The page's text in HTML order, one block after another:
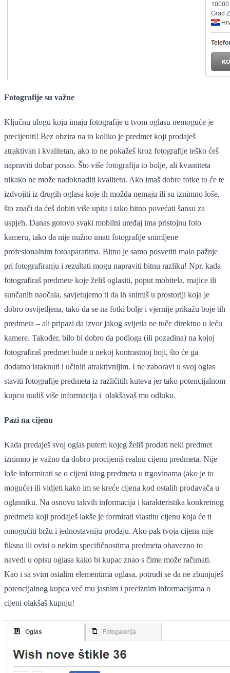
Fotografije su važne
Ključnu ulogu koju imaju fotografije u tvom oglasu nemoguće je
precijeniti! Bez obzira na to koliko je predmet koji prodaješ
atraktivan i kvalitetan, ako to ne pokažeš kroz fotografije teško ćeš
napraviti dobar posao. Što više fotografija to bolje, ali kvantiteta
nikako ne može nadoknaditi kvalitetu. Ako imaš dobre fotke to će te
izdvojiti iz drugih oglasa koje ih možda nemaju ili su iznimno loše,
što znači da ćeš dobiti više upita i tako bitno povećati šansu za
uspjeh. Danas gotovo svaki mobilni uređaj ima pristojnu foto
kameru, tako da nije nužno imati fotografije snimljene
profesionalnim fotoaparatima. Bitno je samo posvetiti malo pažnje
pri fotografiranju i rezultati mogu napraviti bitnu razliku! Npr. kada
fotografiraš predmete koje želiš oglasiti, poput mobitela, majice ili
sunčanih naočala, savjetujemo ti da ih snimiš u prostoriji koja je
dobro osvijetljena, tako da se na fotki bolje i vjernije prikažu boje tih
predmeta – ali pripazi da izvor jakog svijetla ne tuče direktno u leću
kamere. Također, bilo bi dobro da podloga (ili pozadina) na kojoj
fotografiraš predmet bude u nekoj kontrastnoj boji, što će ga
dodatno istaknuti i učiniti atraktivnijim. I ne zaboravi u svoj oglas
staviti fotografije predmeta iz različitih kuteva jer tako potencijalnom
kupcu nudiš više informacija i olakšavaš mu odluku.
Pazi na cijenu
Kada predaješ svoj oglas putem kojeg želiš prodati neki predmet
iznimno je važno da dobro procijeniš realnu cijenu predmeta. Nije
loše informirati se o cijeni istog predmeta u trgovinama (ako je to
moguće) ili vidjeti kako im se kreće cijena kod ostalih prodavača u
oglasniku. Na osnovu takvih informacija i karakteristika konkretnog
predmeta koji prodaješ lakše je formirati vlastitu cijenu koja će ti
omogućiti bržu i jednostavniju prodaju. Ako pak tvoja cijena nije
fiksna ili ovisi o nekim specifičnostima predmeta obavezno to
navedi u opisu oglasa kako bi kupac znao s čime može računati.
Kao i sa svim ostalim elementima oglasa, potrudi se da ne zbunjuješ
potencijalnog kupca već mu jasnim i preciznim informacijama o
cijeni olakšaš kupnju!